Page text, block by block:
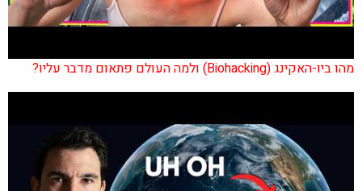
מהו ביו-האקינג (Biohacking) ולמה העולם פתאום מדבר עליו?